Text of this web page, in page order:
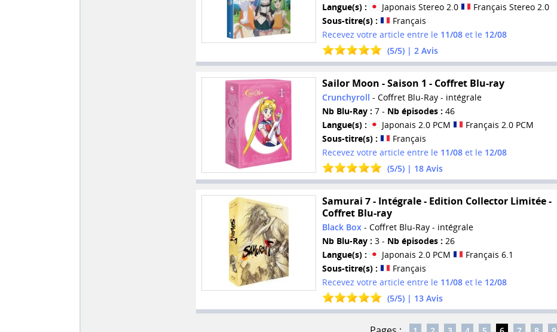
Langue(s) :
Japonais Stereo 2.0
Français Stereo 2.0
Sous-titre(s) :
Français
Recevez votre article entre le 11/08et le 12/08
(5/5) | 2Avis
Sailor Moon - Saison 1 - Coffret Blu-ray
Crunchyroll - Coffret Blu-Ray - intégrale
Nb Blu-Ray : 7 - Nb épisodes : 46
Langue(s) :
Japonais 2.0 PCM
Français 2.0 PCM
Sous-titre(s) :
Français
Recevez votre article entre le 11/08et le 12/08
(5/5) | 18Avis
Samurai 7 - Intégrale - Edition Collector Limitée -
Coffret Blu-ray
Black Box - Coffret Blu-Ray - intégrale
Nb Blu-Ray : 3 - Nb épisodes : 26
Langue(s) :
Japonais 2.0 PCM
Français 6.1
Sous-titre(s) :
Français
Recevez votre article entre le 11/08et le 12/08
(5/5) | 13Avis